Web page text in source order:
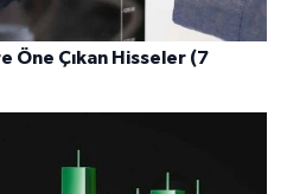
Öne Çıkan Hisseler (7